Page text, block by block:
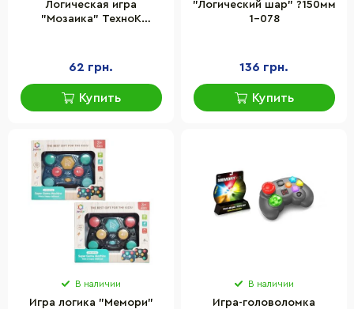
Логическая игра
"Мозаика" ТехноК
62 грн.
Купить
"Логический шар" ?150мм
1-078
136 грн.
Купить
В наличии
Игра логика "Мемори"
В наличии
Игра-головоломка